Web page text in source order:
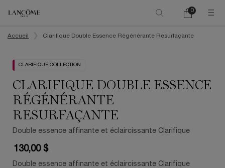
Mon
0
0 product in
Accueil
Clarifique Double Essence Régénérante Resurfaçante
CLARIFIQUE COLLECTION
CLARIFIQUE DOUBLE ESSENCE
RÉGÉNÉRANTE
RESURFAÇANTE
Double essence affinante et éclaircissante Clarifique
130,00 $
Double essence affinante et éclaircissante Clarifique